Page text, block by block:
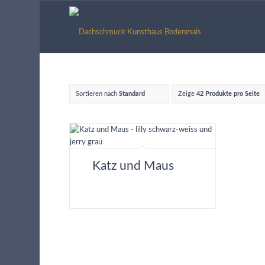
Sortieren nachStandard Zeige42 Produkte pro Seite
Katz und Maus